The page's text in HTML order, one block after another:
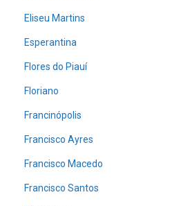
Eliseu Martins
Esperantina
Flores do Piauí
Floriano
Francinópolis
Francisco Ayres
Francisco Macedo
Francisco Santos